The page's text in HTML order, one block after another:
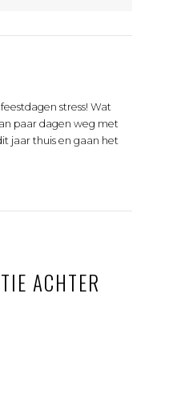
stress! Wat
paar dagen weg met
jaar thuis en gaan het
ACHTER